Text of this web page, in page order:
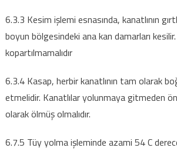
6.3.3 Kesim işlemi esnasında, kanatlının
boyun bölgesindeki ana kan damarları
kopartılmamalıdır
6.3.4 Kasap, herbir kanatlının tam olarak
etmelidir. Kanatlılar yolunmaya gitmeden
olarak ölmüş olmalıdır.
6.7.5 Tüy yolma işleminde azami 54 C